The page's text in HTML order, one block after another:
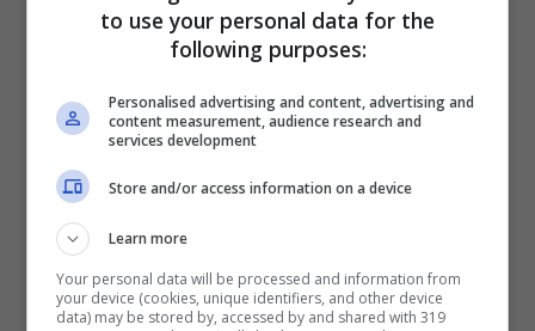
stecca: lo si è visto spesso in campionato,
ad esempio nella partita contro la Lazio
(da 3-0 a 3-3).
In secondo luogo è bene sottolineare
anche la difficoltà di questa squadra nel
rispondere con personalità ai momenti
decisivi. Era successo due anni fa contro il
Borussia Dortmund in Europa League, a
to use your personal data for the
following purposes:
Personalised advertising and content, advertising and
content measurement, audience research and
services development
Store and/or access information on a device
Learn more
Your personal data will be processed and information from
your device (cookies, unique identifiers, and other device
data) may be stored by, accessed by and shared with 319